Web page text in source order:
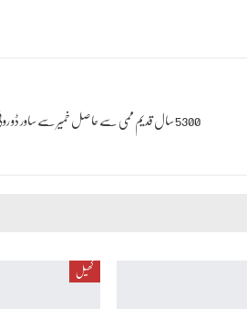
5300 سال قدیم ممی سے حاصل خمیر سے ساور ڈو روٹی تیار، سائنس دان کامیاب
کھیل